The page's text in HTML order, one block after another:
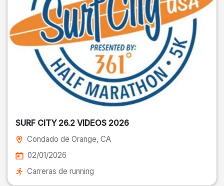
SURF CITY 26.2 VIDEOS 2026
Condado de Orange, CA
02/01/2026
Carreras de running